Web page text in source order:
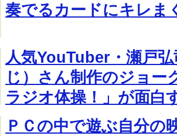
奏でるカードにキレま
人気YouTuber・瀬戸
じ）さん制作のジョー
ラジオ体操！」が面白
ＰＣの中で遊ぶ自分の